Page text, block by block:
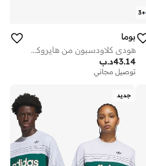
+
3
بوما
هودي كلاودسبون من هايروكس
د.ب43.14
توصيل مجاني
جديد